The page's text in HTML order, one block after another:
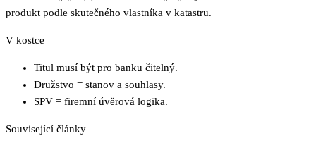
produkt podle skutečného vlastníka v katastru.
V kostce
Titul musí být pro banku čitelný.
Družstvo = stanov a souhlasy.
SPV = firemní úvěrová logika.
Související články